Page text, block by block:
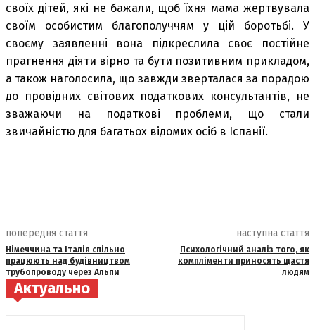
своїх дітей, які не бажали, щоб їхня мама жертвувала
своїм особистим благополуччям у цій боротьбі. У
своєму заявленні вона підкреслила своє постійне
прагнення діяти вірно та бути позитивним прикладом,
а також наголосила, що завжди зверталася за порадою
до провідних світових податкових консультантів, не
зважаючи на податкові проблеми, що стали
звичайністю для багатьох відомих осіб в Іспанії.
попередня стаття
Німеччина та Італія спільно
працюють над будівництвом
трубопроводу через Альпи
наступна стаття
Психологічний аналіз того, як
компліменти приносять щастя
людям
Актуально